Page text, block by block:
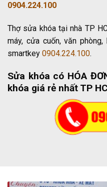
0904.224.100
Thợ sửa khóa tại nhà TP
máy, cửa cuốn, văn
smartkey 0904.224.100.
Sửa khóa có HÓA
khóa giá rẻ nhất TP